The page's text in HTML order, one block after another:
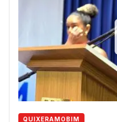
QUIXERAMOBIM